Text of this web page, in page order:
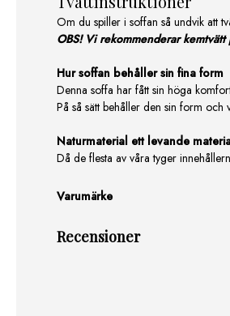
Om du spiller i soffan så undvik att
OBS! Vi rekommenderar kemtvätt
Hur soffan behåller sin fina form
Denna soffa har fått sin höga
På så sätt behåller den sin form
Naturmaterial ett levande
Då de flesta av våra tyger
Varumärke
Recensioner